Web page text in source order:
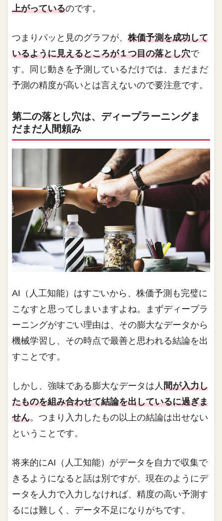
上がっているのです。
つまりパッと見のグラフが、株価予測を成功して
いるように見えるところが１つ目の落とし穴で
す。同じ動きを予測しているだけでは、まだまだ
予測の精度が高いとは言えないので要注意です。
第二の落とし穴は、ディープラーニングま
だまだ人間頼み
AI（人工知能）はすごいから、株価予測も完璧に
こなすと思ってしまいますよね。まずディープラ
ーニングがすごい理由は、その膨大なデータから
機械学習し、その時点で最善と思われる結論を出
すことです。
しかし、強味である膨大なデータは人間が入力し
たものを組み合わせて結論を出しているに過ぎま
せん。つまり入力したもの以上の結論は出せない
ということです。
将来的にAI（人工知能）がデータを自力で収集で
きるようになると話は別ですが、現在のようにデ
ータを人力で入力しなければ、精度の高い予測す
るには難しく、データ不足になりがちです。